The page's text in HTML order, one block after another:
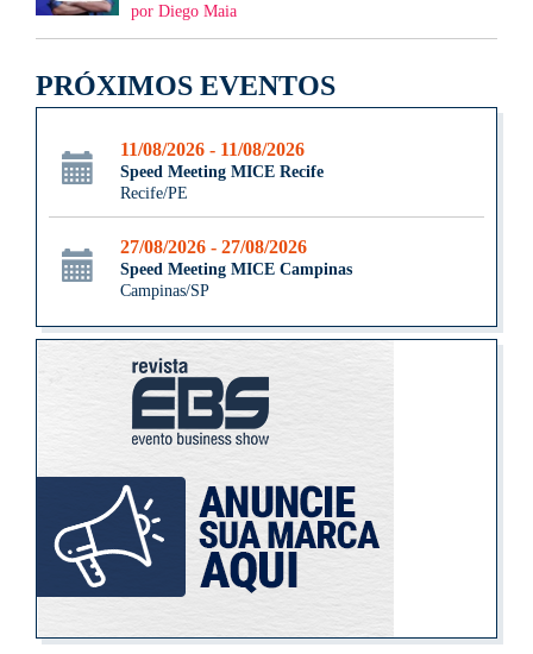
por Diego Maia
PRÓXIMOS EVENTOS
11/08/2026 - 11/08/2026
Speed Meeting MICE Recife
Recife/PE
27/08/2026 - 27/08/2026
Speed Meeting MICE Campinas
Campinas/SP